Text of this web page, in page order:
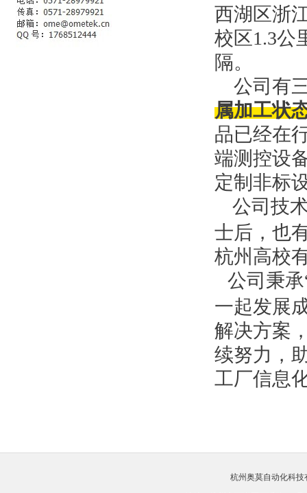
西湖区浙
校区1.3公
隔。
公司有
属加工状
品已经在
端测控设
定制非标
公司技
士后，也
杭州高校
公司秉
一起发展
解决方案
续努力，
工厂信息
杭州奥莫自动化科技